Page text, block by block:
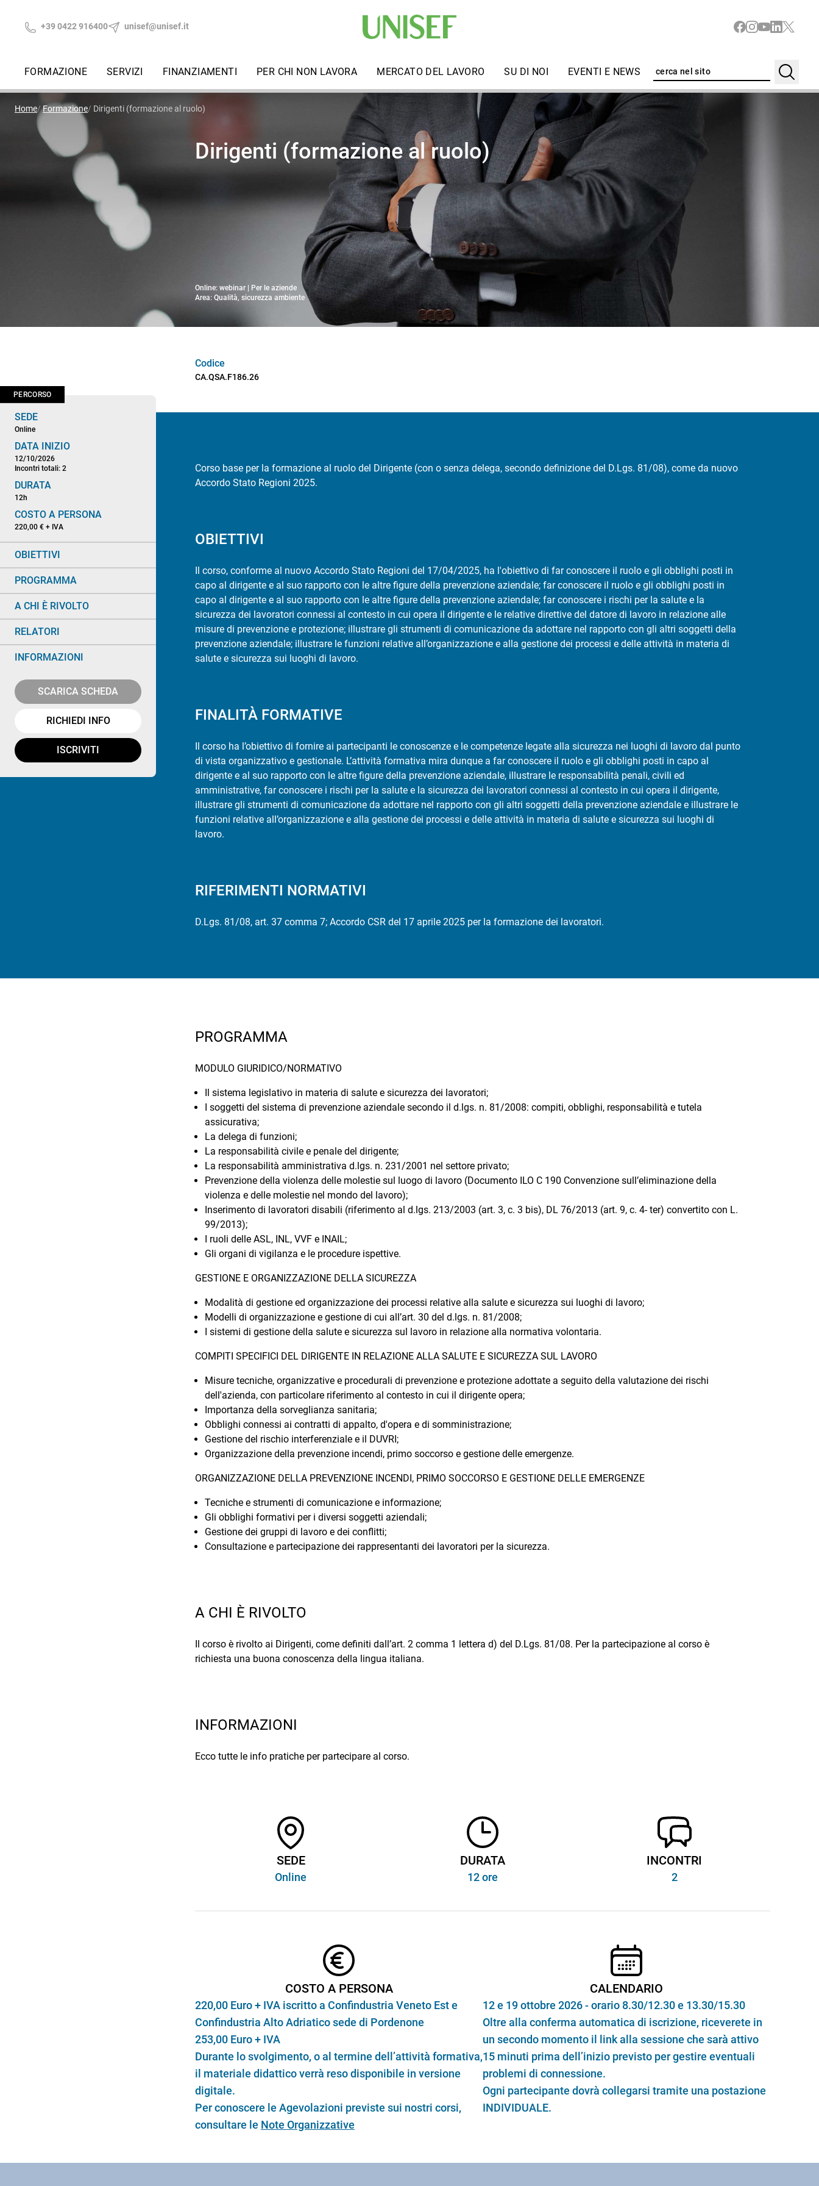
+39 0422 916400 unisef@unisef.it
FORMAZIONE SERVIZI FINANZIAMENTI PER CHI NON LAVORA MERCATO DEL LAVORO SU DI NOI EVENTI E NEWS
Home Formazione Dirigenti (formazione al ruolo)
Dirigenti (formazione al ruolo)
Online: webinar | Per le aziende
Area: Qualità, sicurezza ambiente
PERCORSO
SEDE
Online
DATA INIZIO
12/10/2026
Incontri totali: 2
DURATA
12h
COSTO A PERSONA
220,00 € + IVA
OBIETTIVI
PROGRAMMA
A CHI È RIVOLTO
RELATORI
INFORMAZIONI
SCARICA SCHEDA
RICHIEDI INFO
ISCRIVITI
Codice
CA.QSA.F186.26
Corso base per la formazione al ruolo del Dirigente (con o senza delega, secondo definizione del D.Lgs. 81/08), come da nuovo
Accordo Stato Regioni 2025.
OBIETTIVI
Il corso, conforme al nuovo Accordo Stato Regioni del 17/04/2025, ha l'obiettivo di far conoscere il ruolo e gli obblighi posti in
capo al dirigente e al suo rapporto con le altre figure della prevenzione aziendale; far conoscere il ruolo e gli obblighi posti in
capo al dirigente e al suo rapporto con le altre figure della prevenzione aziendale; far conoscere i rischi per la salute e la
sicurezza dei lavoratori connessi al contesto in cui opera il dirigente e le relative direttive del datore di lavoro in relazione alle
misure di prevenzione e protezione; illustrare gli strumenti di comunicazione da adottare nel rapporto con gli altri soggetti della
prevenzione aziendale; illustrare le funzioni relative all’organizzazione e alla gestione dei processi e delle attività in materia di
salute e sicurezza sui luoghi di lavoro.
FINALITÀ FORMATIVE
Il corso ha l’obiettivo di fornire ai partecipanti le conoscenze e le competenze legate alla sicurezza nei luoghi di lavoro dal punto
di vista organizzativo e gestionale. L’attività formativa mira dunque a far conoscere il ruolo e gli obblighi posti in capo al
dirigente e al suo rapporto con le altre figure della prevenzione aziendale, illustrare le responsabilità penali, civili ed
amministrative, far conoscere i rischi per la salute e la sicurezza dei lavoratori connessi al contesto in cui opera il dirigente,
illustrare gli strumenti di comunicazione da adottare nel rapporto con gli altri soggetti della prevenzione aziendale e illustrare le
funzioni relative all’organizzazione e alla gestione dei processi e delle attività in materia di salute e sicurezza sui luoghi di
lavoro.
RIFERIMENTI NORMATIVI
D.Lgs. 81/08, art. 37 comma 7; Accordo CSR del 17 aprile 2025 per la formazione dei lavoratori.
PROGRAMMA
MODULO GIURIDICO/NORMATIVO
Il sistema legislativo in materia di salute e sicurezza dei lavoratori;
I soggetti del sistema di prevenzione aziendale secondo il d.lgs. n. 81/2008: compiti, obblighi, responsabilità e tutela
assicurativa;
La delega di funzioni;
La responsabilità civile e penale del dirigente;
La responsabilità amministrativa d.lgs. n. 231/2001 nel settore privato;
Prevenzione della violenza delle molestie sul luogo di lavoro (Documento ILO C 190 Convenzione sull’eliminazione della
violenza e delle molestie nel mondo del lavoro);
Inserimento di lavoratori disabili (riferimento al d.lgs. 213/2003 (art. 3, c. 3 bis), DL 76/2013 (art. 9, c. 4- ter) convertito con L.
99/2013);
I ruoli delle ASL, INL, VVF e INAIL;
Gli organi di vigilanza e le procedure ispettive.
GESTIONE E ORGANIZZAZIONE DELLA SICUREZZA
Modalità di gestione ed organizzazione dei processi relative alla salute e sicurezza sui luoghi di lavoro;
Modelli di organizzazione e gestione di cui all’art. 30 del d.lgs. n. 81/2008;
I sistemi di gestione della salute e sicurezza sul lavoro in relazione alla normativa volontaria.
COMPITI SPECIFICI DEL DIRIGENTE IN RELAZIONE ALLA SALUTE E SICUREZZA SUL LAVORO
Misure tecniche, organizzative e procedurali di prevenzione e protezione adottate a seguito della valutazione dei rischi
dell'azienda, con particolare riferimento al contesto in cui il dirigente opera;
Importanza della sorveglianza sanitaria;
Obblighi connessi ai contratti di appalto, d'opera e di somministrazione;
Gestione del rischio interferenziale e il DUVRI;
Organizzazione della prevenzione incendi, primo soccorso e gestione delle emergenze.
ORGANIZZAZIONE DELLA PREVENZIONE INCENDI, PRIMO SOCCORSO E GESTIONE DELLE EMERGENZE
Tecniche e strumenti di comunicazione e informazione;
Gli obblighi formativi per i diversi soggetti aziendali;
Gestione dei gruppi di lavoro e dei conflitti;
Consultazione e partecipazione dei rappresentanti dei lavoratori per la sicurezza.
A CHI È RIVOLTO
Il corso è rivolto ai Dirigenti, come definiti dall’art. 2 comma 1 lettera d) del D.Lgs. 81/08. Per la partecipazione al corso è
richiesta una buona conoscenza della lingua italiana.
INFORMAZIONI
Ecco tutte le info pratiche per partecipare al corso.
SEDE
Online
DURATA
12 ore
INCONTRI
2
COSTO A PERSONA
220,00 Euro + IVA iscritto a Confindustria Veneto Est e
Confindustria Alto Adriatico sede di Pordenone
253,00 Euro + IVA
Durante lo svolgimento, o al termine dell’attività formativa,
il materiale didattico verrà reso disponibile in versione
digitale.
Per conoscere le Agevolazioni previste sui nostri corsi,
consultare le Note Organizzative
CALENDARIO
12 e 19 ottobre 2026 - orario 8.30/12.30 e 13.30/15.30
Oltre alla conferma automatica di iscrizione, riceverete in
un secondo momento il link alla sessione che sarà attivo
15 minuti prima dell’inizio previsto per gestire eventuali
problemi di connessione.
Ogni partecipante dovrà collegarsi tramite una postazione
INDIVIDUALE.